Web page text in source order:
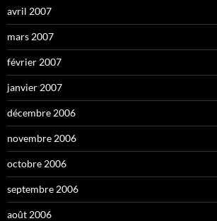
avril 2007
mars 2007
février 2007
janvier 2007
décembre 2006
novembre 2006
octobre 2006
septembre 2006
août 2006